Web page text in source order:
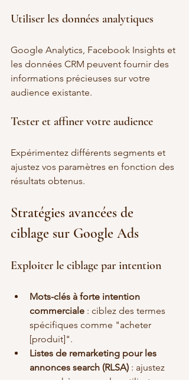
Utiliser les données analytiques
Google Analytics, Facebook Insights et
les données CRM peuvent fournir des
informations précieuses sur votre
audience existante.
Tester et affiner votre audience
Expérimentez différents segments et
ajustez vos paramètres en fonction des
résultats obtenus.
Stratégies avancées de
ciblage sur Google Ads
Exploiter le ciblage par intention
Mots-clés à forte intention
commerciale : ciblez des termes
spécifiques comme "acheter
[produit]".
Listes de remarketing pour les
annonces search (RLSA) : ajustez